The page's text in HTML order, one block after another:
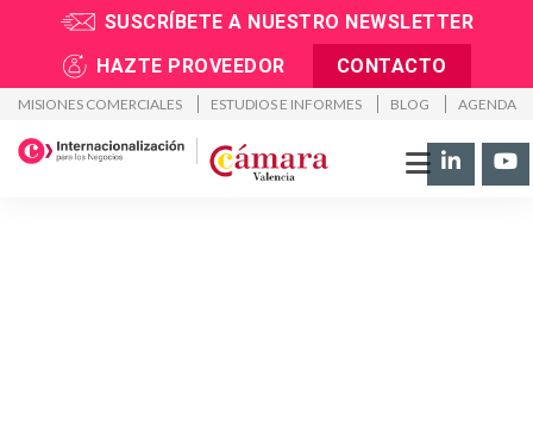
SUSCRÍBETE A NUESTRO NEWSLETTER
HAZTE PROVEEDOR
CONTACTO
MISIONES COMERCIALES ESTUDIOS E INFORMES BLOG AGENDA
>Soluciones>Enterprise Europe Network (EEN SEIMED)